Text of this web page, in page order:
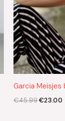
Garcia
€45.99€23.00